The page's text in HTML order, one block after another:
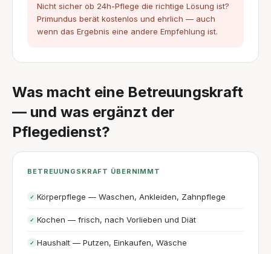
Nicht sicher ob 24h-Pflege die richtige Lösung ist?
Primundus berät kostenlos und ehrlich — auch
wenn das Ergebnis eine andere Empfehlung ist.
Was macht eine Betreuungskraft
— und was ergänzt der
Pflegedienst?
BETREUUNGSKRAFT ÜBERNIMMT
✓ Körperpflege — Waschen, Ankleiden, Zahnpflege
✓ Kochen — frisch, nach Vorlieben und Diät
✓ Haushalt — Putzen, Einkaufen, Wäsche